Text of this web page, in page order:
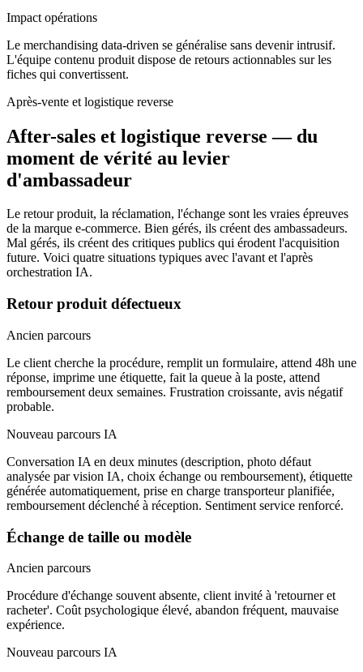
Impact opérations
Le merchandising data-driven se généralise sans devenir intrusif.
L'équipe contenu produit dispose de retours actionnables sur les
fiches qui convertissent.
Après-vente et logistique reverse
After-sales et logistique reverse — du
moment de vérité au levier
d'ambassadeur
Le retour produit, la réclamation, l'échange sont les vraies épreuves
de la marque e-commerce. Bien gérés, ils créent des ambassadeurs.
Mal gérés, ils créent des critiques publics qui érodent l'acquisition
future. Voici quatre situations typiques avec l'avant et l'après
orchestration IA.
Retour produit défectueux
Ancien parcours
Le client cherche la procédure, remplit un formulaire, attend 48h une
réponse, imprime une étiquette, fait la queue à la poste, attend
remboursement deux semaines. Frustration croissante, avis négatif
probable.
Nouveau parcours IA
Conversation IA en deux minutes (description, photo défaut
analysée par vision IA, choix échange ou remboursement), étiquette
générée automatiquement, prise en charge transporteur planifiée,
remboursement déclenché à réception. Sentiment service renforcé.
Échange de taille ou modèle
Ancien parcours
Procédure d'échange souvent absente, client invité à 'retourner et
racheter'. Coût psychologique élevé, abandon fréquent, mauvaise
expérience.
Nouveau parcours IA